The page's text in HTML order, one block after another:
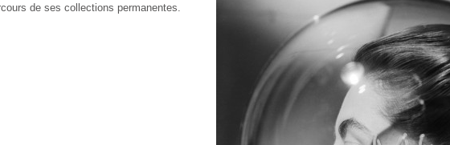
de ses collections permanentes.